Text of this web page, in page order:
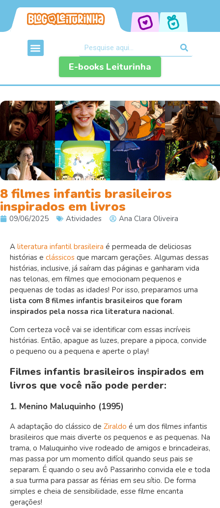
E-books Leiturinha
8 filmes infantis brasileiros
inspirados em livros
09/06/2025 Atividades Ana Clara Oliveira
A literatura infantil brasileira é permeada de deliciosas
histórias e clássicos que marcam gerações. Algumas dessas
histórias, inclusive, já saíram das páginas e ganharam vida
nas telonas, em filmes que emocionam pequenos e
pequenas de todas as idades! Por isso, preparamos uma
lista com 8 filmes infantis brasileiros que foram
inspirados pela nossa rica literatura nacional.
Com certeza você vai se identificar com essas incríveis
histórias. Então, apague as luzes, prepare a pipoca, convide
o pequeno ou a pequena e aperte o play!
Filmes infantis brasileiros inspirados em
livros que você não pode perder:
1. Menino Maluquinho (1995)
A adaptação do clássico de Ziraldo é um dos filmes infantis
brasileiros que mais diverte os pequenos e as pequenas. Na
trama, o Maluquinho vive rodeado de amigos e brincadeiras,
mas passa por um momento difícil quando seus pais se
separam. É quando o seu avô Passarinho convida ele e toda
a sua turma para passar as férias em seu sítio. De forma
simples e cheia de sensibilidade, esse filme encanta
gerações!